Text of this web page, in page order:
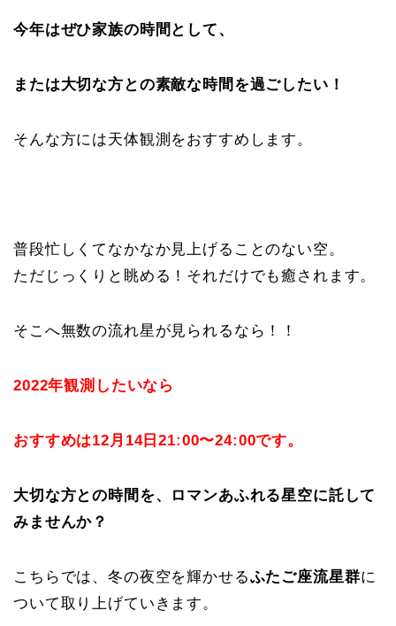
今年はぜひ家族の時間として、
または大切な方との素敵な時間を過ごしたい！
そんな方には天体観測をおすすめします。
普段忙しくてなかなか見上げることのない空。
ただじっくりと眺める！それだけでも癒されます。
そこへ無数の流れ星が見られるなら！！
2022年観測したいなら
おすすめは12月14日21:00〜24:00です。
大切な方との時間を、ロマンあふれる星空に託して
みませんか？
こちらでは、冬の夜空を輝かせるふたご座流星群に
ついて取り上げていきます。